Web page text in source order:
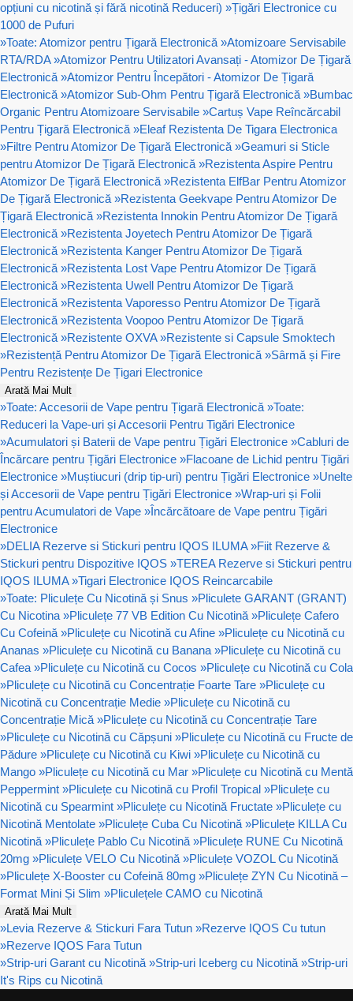
opțiuni cu nicotină și fără nicotină Reduceri) »Țigări Electronice cu
1000 de Pufuri
»Toate: Atomizor pentru Țigară Electronică »Atomizoare Servisabile
RTA/RDA »Atomizor Pentru Utilizatori Avansați - Atomizor De Țigară
Electronică »Atomizor Pentru Începători - Atomizor De Țigară
Electronică »Atomizor Sub-Ohm Pentru Țigară Electronică »Bumbac
Organic Pentru Atomizoare Servisabile »Cartuș Vape Reîncărcabil
Pentru Țigară Electronică »Eleaf Rezistenta De Tigara Electronica
»Filtre Pentru Atomizor De Țigară Electronică »Geamuri si Sticle
pentru Atomizor De Țigară Electronică »Rezistenta Aspire Pentru
Atomizor De Țigară Electronică »Rezistenta ElfBar Pentru Atomizor
De Țigară Electronică »Rezistenta Geekvape Pentru Atomizor De
Țigară Electronică »Rezistenta Innokin Pentru Atomizor De Țigară
Electronică »Rezistenta Joyetech Pentru Atomizor De Țigară
Electronică »Rezistenta Kanger Pentru Atomizor De Țigară
Electronică »Rezistenta Lost Vape Pentru Atomizor De Țigară
Electronică »Rezistenta Uwell Pentru Atomizor De Țigară
Electronică »Rezistenta Vaporesso Pentru Atomizor De Țigară
Electronică »Rezistenta Voopoo Pentru Atomizor De Țigară
Electronică »Rezistente OXVA »Rezistente si Capsule Smoktech
»Rezistență Pentru Atomizor De Țigară Electronică »Sârmă și Fire
Pentru Rezistențe De Țigari Electronice
Arată Mai Mult
»Toate: Accesorii de Vape pentru Țigară Electronică »Toate:
Reduceri la Vape-uri și Accesorii Pentru Tigări Electronice
»Acumulatori și Baterii de Vape pentru Țigări Electronice »Cabluri de
Încărcare pentru Țigări Electronice »Flacoane de Lichid pentru Țigări
Electronice »Muștiucuri (drip tip-uri) pentru Țigări Electronice »Unelte
și Accesorii de Vape pentru Țigări Electronice »Wrap-uri și Folii
pentru Acumulatori de Vape »Încărcătoare de Vape pentru Țigări
Electronice
»DELIA Rezerve si Stickuri pentru IQOS ILUMA »Fiit Rezerve &
Stickuri pentru Dispozitive IQOS »TEREA Rezerve si Stickuri pentru
IQOS ILUMA »Tigari Electronice IQOS Reincarcabile
»Toate: Pliculețe Cu Nicotină și Snus »Pliculete GARANT (GRANT)
Cu Nicotina »Pliculețe 77 VB Edition Cu Nicotină »Pliculețe Cafero
Cu Cofeină »Pliculețe cu Nicotină cu Afine »Pliculețe cu Nicotină cu
Ananas »Pliculețe cu Nicotină cu Banana »Pliculețe cu Nicotină cu
Cafea »Pliculețe cu Nicotină cu Cocos »Pliculețe cu Nicotină cu Cola
»Pliculețe cu Nicotină cu Concentrație Foarte Tare »Pliculețe cu
Nicotină cu Concentrație Medie »Pliculețe cu Nicotină cu
Concentrație Mică »Pliculețe cu Nicotină cu Concentrație Tare
»Pliculețe cu Nicotină cu Căpșuni »Pliculețe cu Nicotină cu Fructe de
Pădure »Pliculețe cu Nicotină cu Kiwi »Pliculețe cu Nicotină cu
Mango »Pliculețe cu Nicotină cu Mar »Pliculețe cu Nicotină cu Mentă
Peppermint »Pliculețe cu Nicotină cu Profil Tropical »Pliculețe cu
Nicotină cu Spearmint »Pliculețe cu Nicotină Fructate »Pliculețe cu
Nicotină Mentolate »Pliculețe Cuba Cu Nicotină »Pliculețe KILLA Cu
Nicotină »Pliculețe Pablo Cu Nicotină »Pliculețe RUNE Cu Nicotină
20mg »Pliculețe VELO Cu Nicotină »Pliculețe VOZOL Cu Nicotină
»Pliculețe X-Booster cu Cofeină 80mg »Pliculețe ZYN Cu Nicotină –
Format Mini Și Slim »Pliculețele CAMO cu Nicotină
Arată Mai Mult
»Levia Rezerve & Stickuri Fara Tutun »Rezerve IQOS Cu tutun
»Rezerve IQOS Fara Tutun
»Strip-uri Garant cu Nicotină »Strip-uri Iceberg cu Nicotină »Strip-uri
It's Rips cu Nicotină